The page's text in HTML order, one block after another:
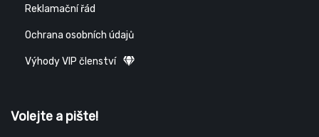
Reklamační řád
Ochrana osobních údajů
Výhody VIP členství
Volejte a pište!